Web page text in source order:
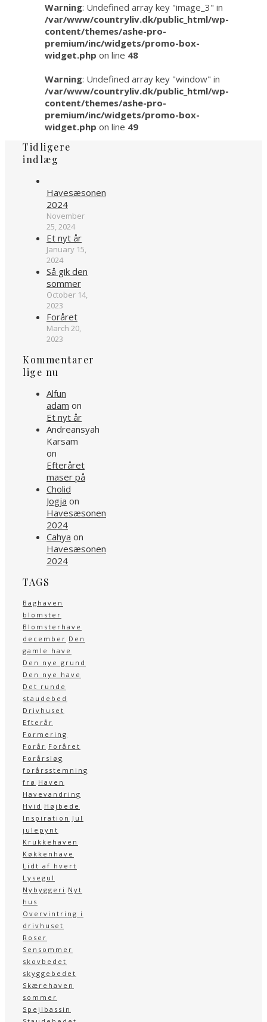
Warning: Undefined array key "image_3" in
/var/www/countryliv.dk/public_html/wp-
content/themes/ashe-pro-
premium/inc/widgets/promo-box-
widget.php on line 48
Warning: Undefined array key "window" in
/var/www/countryliv.dk/public_html/wp-
content/themes/ashe-pro-
premium/inc/widgets/promo-box-
widget.php on line 49
Tidligere
indlæg
Havesæsonen
2024
November
25, 2024
Et nyt år
January 15,
2024
Så gik den
sommer
October 14,
2023
Foråret
March 20,
2023
Kommentarer
lige nu
Alfun
adam on
Et nyt år
Andreansyah
Karsam
on
Efteråret
maser på
Cholid
Jogja on
Havesæsonen
2024
Cahya on
Havesæsonen
2024
TAGS
Baghaven
blomster
Blomsterhave
december Den
gamle have
Den nye grund
Den nye have
Det runde
staudebed
Drivhuset
Efterår
Formering
Forår Foråret
Forårsløg
forårsstemning
frø Haven
Havevandring
Hvid Højbede
Inspiration Jul
julepynt
Krukkehaven
Køkkenhave
Lidt af hvert
Lysegul
Nybyggeri Nyt
hus
Overvintring i
drivhuset
Roser
Sensommer
skovbedet
skyggebedet
Skærehaven
sommer
Spejlbassin